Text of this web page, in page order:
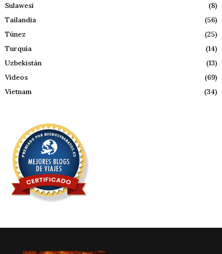
Sulawesi
(8)
Tailandia
(56)
Túnez
(25)
Turquía
(14)
Uzbekistán
(13)
Videos
(69)
Vietnam
(34)